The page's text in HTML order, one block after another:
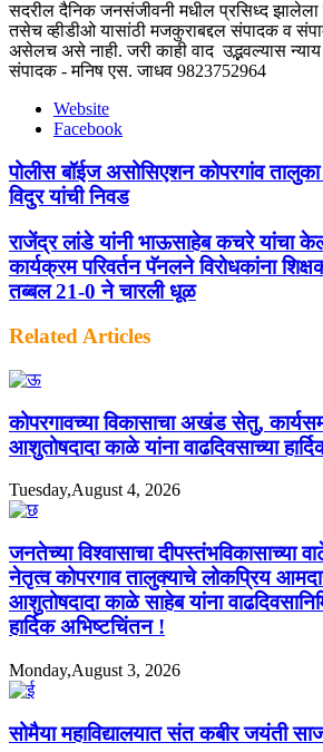
सदरील दैनिक जनसंजीवनी मधील प्रसिध्द झालेला
तसेच व्हीडीओ यासांठी मजकुराबद्दल संपादक व
असेलच असे नाही. जरी काही वाद उद्भवल्यास न्याय
संपादक - मनिष एस. जाधव 9823752964
Website
Facebook
पोलीस बॉईज असोसिएशन कोपरगांव तालुका
विदुर यांची निवड
राजेंद्र लांडे यांनी भाऊसाहेब कचरे यांचा
कार्यक्रम परिवर्तन पॅनलने विरोधकांना
तब्बल 21-0 ने चारली धूळ
Related Articles
कोपरगावच्या विकासाचा अखंड सेतु,
आशुतोषदादा काळे यांना वाढदिवसाच्या
Tuesday,August 4, 2026
जनतेच्या विश्वासाचा दीपस्तंभविकासाच्या
नेतृत्व कोपरगाव तालुक्याचे लोकप्रिय
आशुतोषदादा काळे साहेब यांना
हार्दिक अभिष्टचिंतन !
Monday,August 3, 2026
सोमैया महाविद्यालयात संत कबीर जयंती